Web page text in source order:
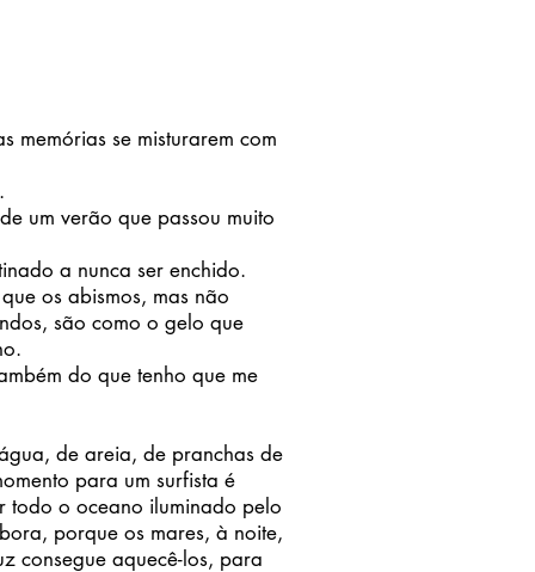
se misturarem com
um verão que passou muito
a nunca ser enchido.
os abismos, mas não
são como o gelo que
do que tenho que me
de areia, de pranchas de
para um surfista é
todo o oceano iluminado pelo
porque os mares, à noite,
consegue aquecê-los, para